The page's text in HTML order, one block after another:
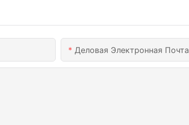
Деловая Электронная Почта